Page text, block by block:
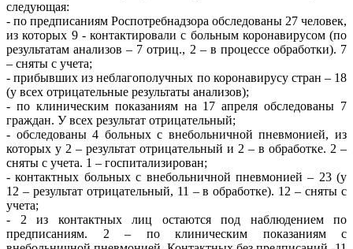
следующая:
- по предписаниям Роспотребнадзора обследованы 27 человек,
из которых 9 - контактировали с больным коронавирусом (по
результатам анализов – 7 отриц., 2 – в процессе обработки). 7
– сняты с учета;
- прибывших из неблагополучных по коронавирусу стран – 18
(у всех отрицательные результаты анализов);
- по клиническим показаниям на 17 апреля обследованы 7
граждан. У всех результат отрицательный;
- обследованы 4 больных с внебольничной пневмонией, из
которых у 2 – результат отрицательный и 2 – в обработке. 2 –
сняты с учета. 1 – госпитализирован;
- контактных больных с внебольничной пневмонией – 23 (у
12 – результат отрицательный, 11 – в обработке). 12 – сняты с
учета;
- 2 из контактных лиц остаются под наблюдением по
предписаниям. 2 – по клиническим показаниям с